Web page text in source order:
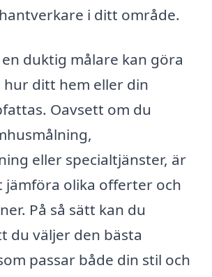
i ditt område.
duktig målare kan göra
hur ditt hem eller din
Oavsett om du
eller specialtjänster, är
olika offerter och
På så sätt kan du
du väljer den bästa
passar både din stil och